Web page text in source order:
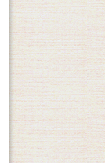
8/19
ハンドメイ
第３水曜
（全3回）